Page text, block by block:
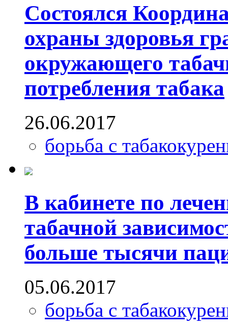
Состоялся
охраны здоровья
окружающего
потребления табака
26.06.2017
борьба с
В кабинете по
табачной
больше тысячи
05.06.2017
борьба с